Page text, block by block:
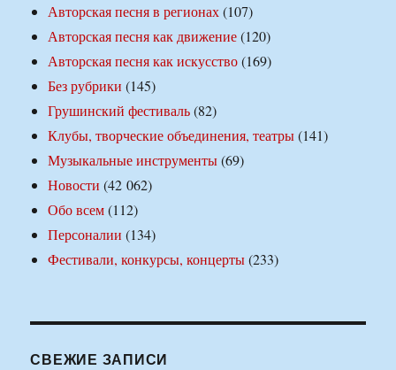
Авторская песня в регионах(107)
Авторская песня как движение(120)
Авторская песня как искусство(169)
Без рубрики (145)
Грушинский фестиваль(82)
Клубы, творческие объединения, театры(141)
Музыкальные инструменты(69)
Новости (42 062)
Обо всем(112)
Персоналии (134)
Фестивали, конкурсы, концерты(233)
СВЕЖИЕ ЗАПИСИ